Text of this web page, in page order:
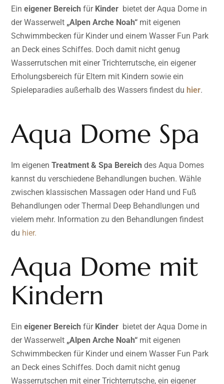
Ein eigener Bereich für Kinder bietet der Aqua Dome in
der Wasserwelt „Alpen Arche Noah“ mit eigenen
Schwimmbecken für Kinder und einem Wasser Fun Park
an Deck eines Schiffes. Doch damit nicht genug
Wasserrutschen mit einer Trichterrutsche, ein eigener
Erholungsbereich für Eltern mit Kindern sowie ein
Spieleparadies außerhalb des Wassers findest du hier.
Aqua Dome Spa
Im eigenen Treatment & Spa Bereich des Aqua Domes
kannst du verschiedene Behandlungen buchen. Wähle
zwischen klassischen Massagen oder Hand und Fuß
Behandlungen oder Thermal Deep Behandlungen und
vielem mehr. Information zu den Behandlungen findest
du hier.
Aqua Dome mit
Kindern
Ein eigener Bereich für Kinder bietet der Aqua Dome in
der Wasserwelt „Alpen Arche Noah“ mit eigenen
Schwimmbecken für Kinder und einem Wasser Fun Park
an Deck eines Schiffes. Doch damit nicht genug
Wasserrutschen mit einer Trichterrutsche, ein eigener